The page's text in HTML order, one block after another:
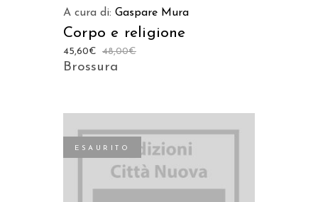
A cura di: Gaspare Mura
Corpo e religione
48,00€
45,60€
Brossura
ESAURITO